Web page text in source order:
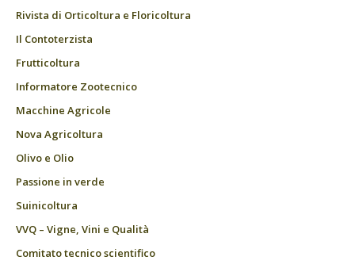
Rivista di Orticoltura e Floricoltura
Il Contoterzista
Frutticoltura
Informatore Zootecnico
Macchine Agricole
Nova Agricoltura
Olivo e Olio
Passione in verde
Suinicoltura
VVQ – Vigne, Vini e Qualità
Comitato tecnico scientifico